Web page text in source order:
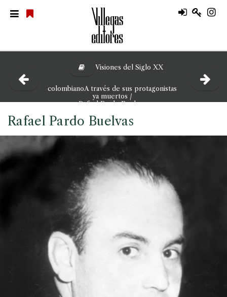
Visiones del Siglo XX
colombianoA través de sus protagonistas
ya muertos /
Rafael Pardo Buelvas
Rafael Pardo Buelvas